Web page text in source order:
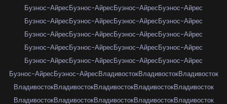
Буэнос-АйресБуэнос-АйресБуэнос-АйресБуэнос-Айрес
Буэнос-АйресБуэнос-АйресБуэнос-АйресБуэнос-Айрес
Буэнос-АйресБуэнос-АйресБуэнос-АйресБуэнос-Айрес
Буэнос-АйресБуэнос-АйресБуэнос-АйресБуэнос-Айрес
Буэнос-АйресБуэнос-АйресБуэнос-АйресБуэнос-Айрес
Буэнос-АйресБуэнос-АйресВладивостокВладивостокВладивосток
ВладивостокВладивостокВладивостокВладивостокВладивосток
ВладивостокВладивостокВладивостокВладивостокВладивосток